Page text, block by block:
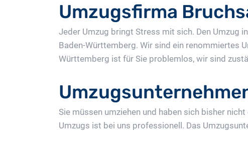
Umzugsfirma
Jeder Umzug bringt Stress mit sich. Den Umzug
Baden-Württemberg. Wir sind ein renommiertes
Württemberg ist für Sie problemlos, wir sind
Sie müssen umziehen und haben sich bisher
Umzugs ist bei uns professionell. Das